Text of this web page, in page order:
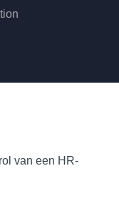
van een HR-